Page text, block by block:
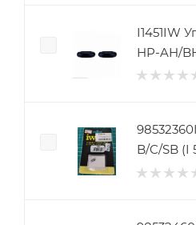
I1451IW
HP-AH/
B/C/SB (I